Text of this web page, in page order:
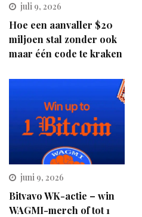
juli 9, 2026
Hoe een aanvaller $20
miljoen stal zonder ook
maar één code te kraken
juni 9, 2026
Bitvavo WK-actie – win
WAGMI-merch of tot 1